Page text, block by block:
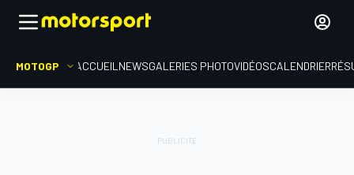
MOTOGP ACCUEIL NEWSGALERIES PHOTOVIDÉOSCALENDRIER